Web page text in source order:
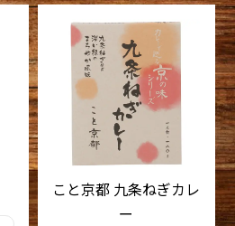
こと京都 九条ねぎカレ
ー